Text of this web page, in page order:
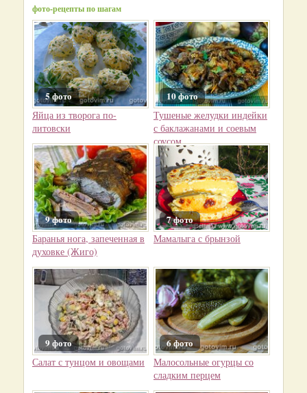
фото-рецепты по шагам
5 фото
Яйца из творога по-
литовски
10 фото
Тушеные желудки индейки
с баклажанами и соевым
соусом
9 фото
Баранья нога, запеченная в
духовке (Жиго)
7 фото
Мамалыга с брынзой
9 фото
Салат с тунцом и овощами
6 фото
Малосольные огурцы со
сладким перцем